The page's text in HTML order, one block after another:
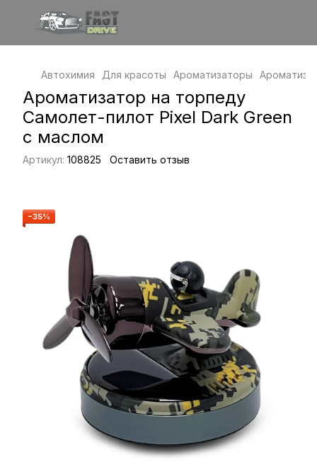
Автохимия Для красоты Ароматизаторы
Ароматизатор на торпеду
Самолет-пилот Pixel Dark Green
с маслом
Артикул: 108825 Оставить отзыв
−35%